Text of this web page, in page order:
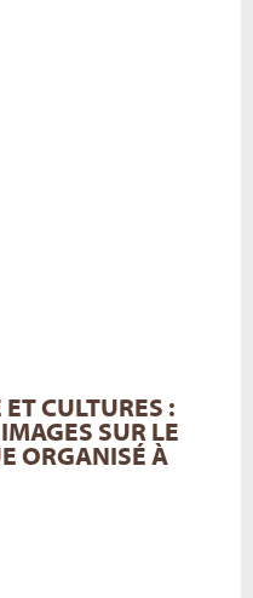
CULTURES :
SUR LE
ORGANISÉ À